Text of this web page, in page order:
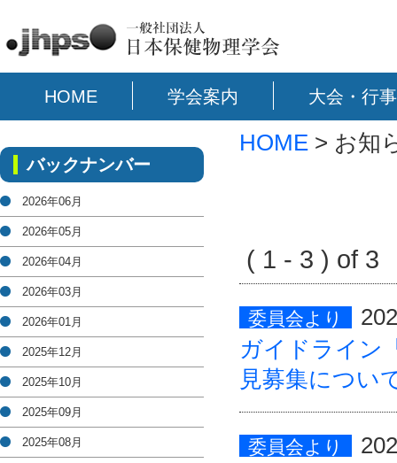
HOME 学会案内 大会・行事
HOME > お知
( 1 - 3 ) of
委員会より
ガイドライン
見募集につい
委員会より
バックナンバー
2026年06月
2026年05月
2026年04月
2026年03月
2026年01月
2025年12月
2025年10月
2025年09月
2025年08月